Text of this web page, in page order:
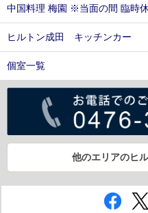
中国料理 梅園 ※当面の間 臨時
ヒルトン成田 キッチンカー
個室一覧
他のエリアのヒ